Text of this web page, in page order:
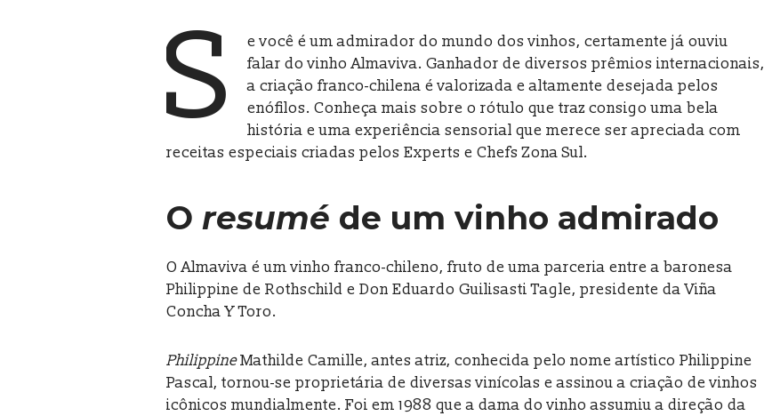
S
e você é um admirador do mundo dos vinhos, certamente já ouviu
falar do vinho Almaviva. Ganhador de diversos prêmios internacionais,
a criação franco-chilena é valorizada e altamente desejada pelos
enófilos. Conheça mais sobre o rótulo que traz consigo uma bela
história e uma experiência sensorial que merece ser apreciada com
receitas especiais criadas pelos Experts e Chefs Zona Sul.
O resumé de um vinho admirado
O Almaviva é um vinho franco-chileno, fruto de uma parceria entre a baronesa
Philippine de Rothschild e Don Eduardo Guilisasti Tagle, presidente da Viña
Concha Y Toro.
PhilippineMathilde Camille, antes atriz, conhecida pelo nome artístico Philippine
Pascal, tornou-se proprietária de diversas vinícolas e assinou a criação de vinhos
icônicos mundialmente. Foi em 1988 que a dama do vinho assumiu a direção da